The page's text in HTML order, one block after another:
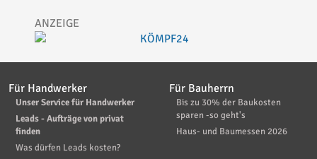
Für Handwerker
Unser Service für Handwerker
Leads - Aufträge von privat
finden
Was dürfen Leads kosten?
Für Bauherrn
Bis zu 30% der Baukosten
sparen -so geht's
Haus- und Baumessen 2026